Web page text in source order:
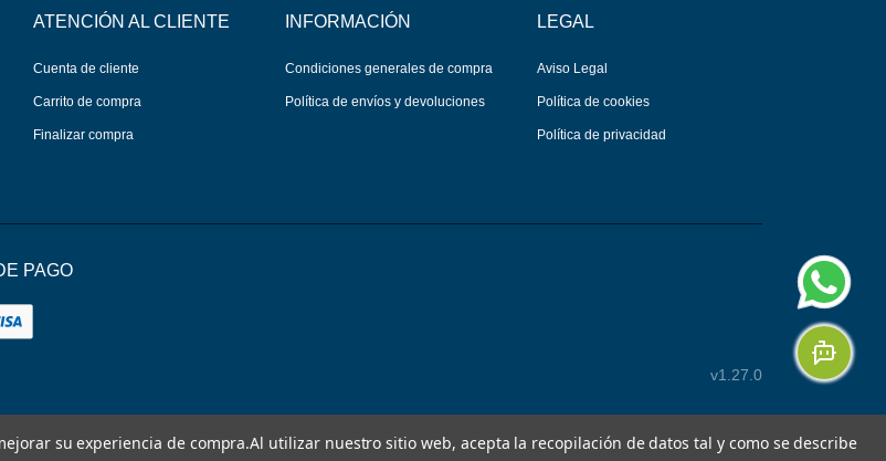
ATENCIÓN AL CLIENTE
Cuenta de cliente
Carrito de compra
Finalizar compra
INFORMACIÓN
Condiciones generales de compra
Política de envíos y devoluciones
LEGAL
Aviso Legal
Política de cookies
Política de privacidad
PAGO
v1.27.0
su experiencia de compra.Al utilizar nuestro sitio web, acepta la recopilación de datos tal y como se describe